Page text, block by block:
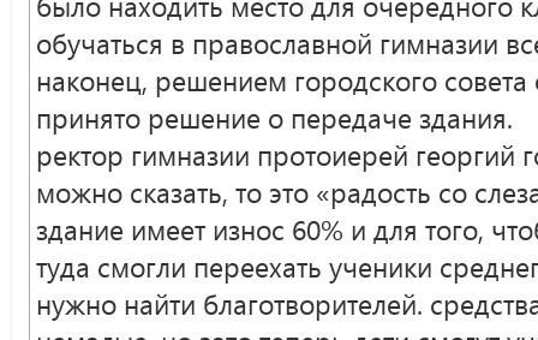
обучаться в православной гимназии
наконец, решением городского совета
принято решение о передаче здания.
ректор гимназии протоиерей георгий
можно сказать, то это «радость со
здание имеет износ 60% и для того,
туда смогли переехать ученики
нужно найти благотворителей.